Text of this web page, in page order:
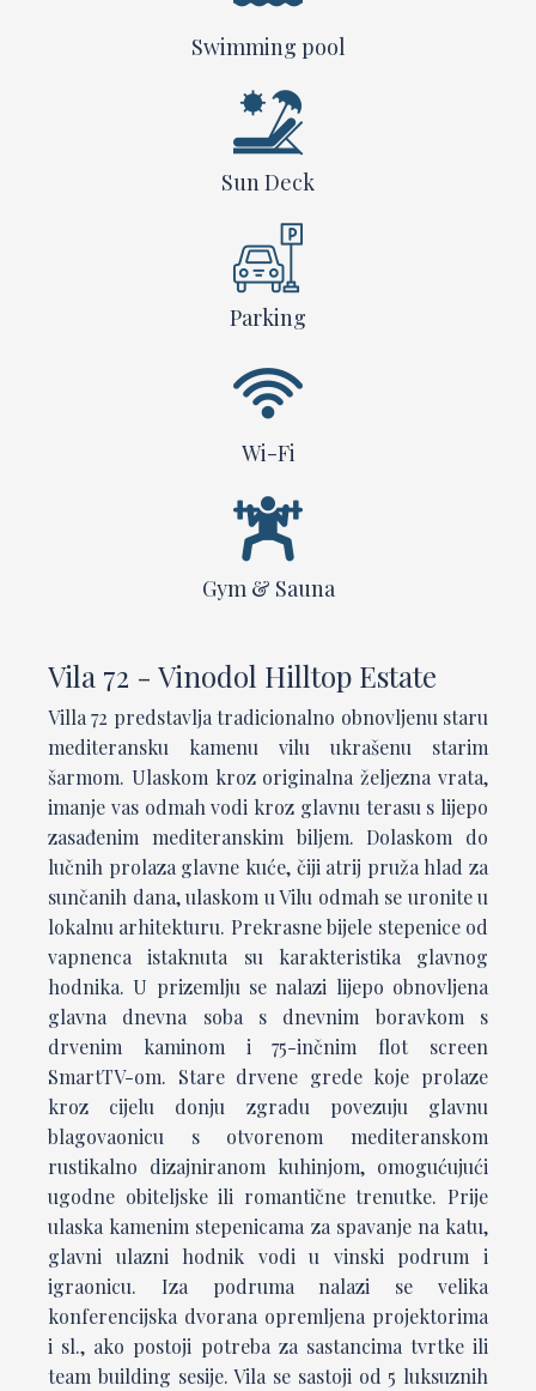
Swimming pool
Sun Deck
Parking
Wi-Fi
Gym & Sauna
Vila 72 - Vinodol Hilltop Estate
Villa 72 predstavlja tradicionalno obnovljenu staru
mediteransku kamenu vilu ukrašenu starim
šarmom. Ulaskom kroz originalna željezna vrata,
imanje vas odmah vodi kroz glavnu terasu s lijepo
zasađenim mediteranskim biljem. Dolaskom do
lučnih prolaza glavne kuće, čiji atrij pruža hlad za
sunčanih dana, ulaskom u Vilu odmah se uronite u
lokalnu arhitekturu. Prekrasne bijele stepenice od
vapnenca istaknuta su karakteristika glavnog
hodnika. U prizemlju se nalazi lijepo obnovljena
glavna dnevna soba s dnevnim boravkom s
drvenim kaminom i 75-inčnim flot screen
SmartTV-om. Stare drvene grede koje prolaze
kroz cijelu donju zgradu povezuju glavnu
blagovaonicu s otvorenom mediteranskom
rustikalno dizajniranom kuhinjom, omogućujući
ugodne obiteljske ili romantične trenutke. Prije
ulaska kamenim stepenicama za spavanje na katu,
glavni ulazni hodnik vodi u vinski podrum i
igraonicu. Iza podruma nalazi se velika
konferencijska dvorana opremljena projektorima
i sl., ako postoji potreba za sastancima tvrtke ili
team building sesije. Vila se sastoji od 5 luksuznih